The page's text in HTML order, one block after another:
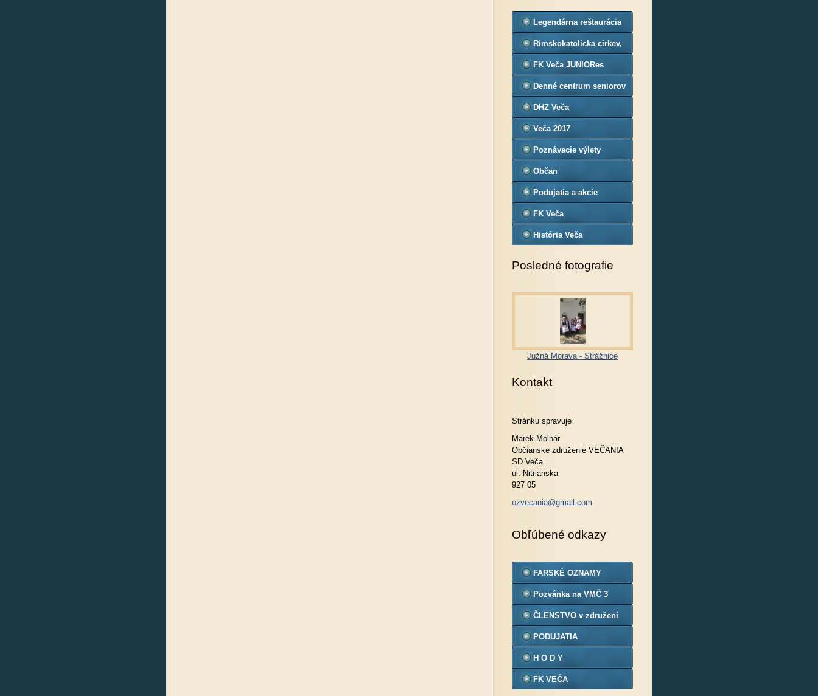
Legendárna reštaurácia
Corgoň
Rímskokatolícka cirkev,
farnosť Veča
FK Veča JUNIORes
Denné centrum seniorov
č.3
DHZ Veča
Veča 2017
Poznávacie výlety
Občan
Podujatia a akcie
FK Veča
História Veča
Posledné fotografie
Južná Morava - Strážnice
Kontakt
Stránku spravuje
Marek Molnár
Občianske združenie VEČANIA
SD Veča
ul. Nitrianska
927 05
ozvecania@gmail.com
Obľúbené odkazy
FARSKÉ OZNAMY
Pozvánka na VMČ 3
ČLENSTVO v združení
PODUJATIA
H O D Y
FK VEČA